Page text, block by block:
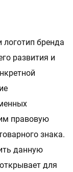
бренда
развития и
правовую
знака.
данную
для